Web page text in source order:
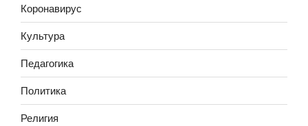
Коронавирус
Культура
Педагогика
Политика
Религия